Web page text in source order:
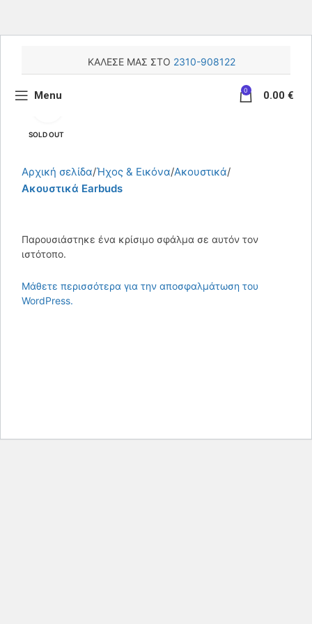
ΚΑΛΕΣΕ ΜΑΣ ΣΤΟ 2310-908122
Menu 0 0.00 €
SOLD OUT
Αρχική σελίδα Ήχος & Εικόνα Aκουστικά
Ακουστικά Earbuds
Παρουσιάστηκε ένα κρίσιμο σφάλμα σε αυτόν τον
ιστότοπο.
Μάθετε περισσότερα για την αποσφαλμάτωση του
WordPress.